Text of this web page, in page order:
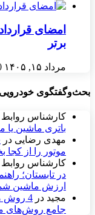
امضای
برتر
مرداد ۱۵, ۱۴۰۵
بحث‌وگفتگوی خودرویی
کارشناس
باتری ماشین یا
مهدی رضایی در
موتور را از کجا
کارشناس
در تابستان؛
ارزش ماشین
مجید در
4 روش
جامع روش‌های